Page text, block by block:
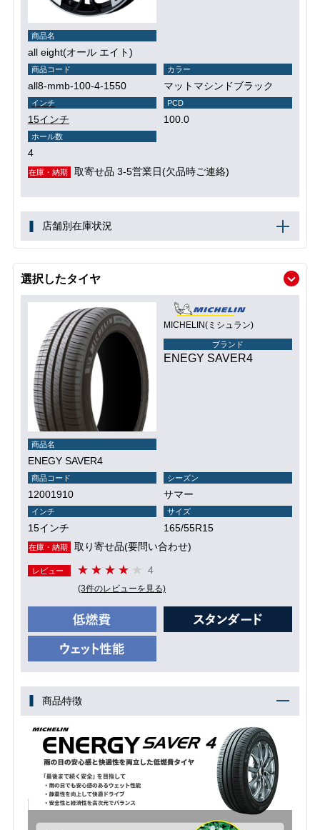
商品名
all eight(オール エイト)
商品コード
all8-mmb-100-4-1550
カラー
マットマシンドブラック
インチ
15インチ
PCD
100.0
ホール数
4
在庫・納期 取寄せ品 3-5営業日(欠品時ご連絡)
店舗別在庫状況
選択したタイヤ
MICHELIN(ミシュラン)
ブランド
ENEGY SAVER4
商品名
ENEGY SAVER4
商品コード
12001910
シーズン
サマー
インチ
15インチ
サイズ
165/55R15
在庫・納期 取り寄せ品(要問い合わせ)
レビュー 4
(3件のレビューを見る)
商品特徴